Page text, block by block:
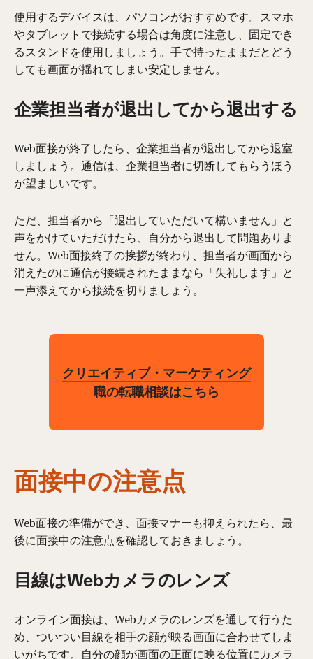
使用するデバイスは、パソコンがおすすめです。スマホ
やタブレットで接続する場合は角度に注意し、固定でき
るスタンドを使用しましょう。手で持ったままだとどう
しても画面が揺れてしまい安定しません。
企業担当者が退出してから退出する
Web面接が終了したら、企業担当者が退出してから退室
しましょう。通信は、企業担当者に切断してもらうほう
が望ましいです。
ただ、担当者から「退出していただいて構いません」と
声をかけていただけたら、自分から退出して問題ありま
せん。Web面接終了の挨拶が終わり、担当者が画面から
消えたのに通信が接続されたままなら「失礼します」と
一声添えてから接続を切りましょう。
クリエイティブ・マーケティング
職の転職相談はこちら
面接中の注意点
Web面接の準備ができ、面接マナーも抑えられたら、最
後に面接中の注意点を確認しておきましょう。
目線はWebカメラのレンズ
オンライン面接は、Webカメラのレンズを通して行うた
め、ついつい目線を相手の顔が映る画面に合わせてしま
いがちです。自分の顔が画面の正面に映る位置にカメラ